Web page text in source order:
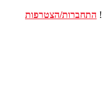
התחברות/הצטרפות